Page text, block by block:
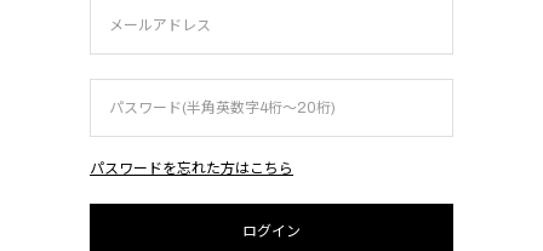
パスワードを忘れた方はこちら